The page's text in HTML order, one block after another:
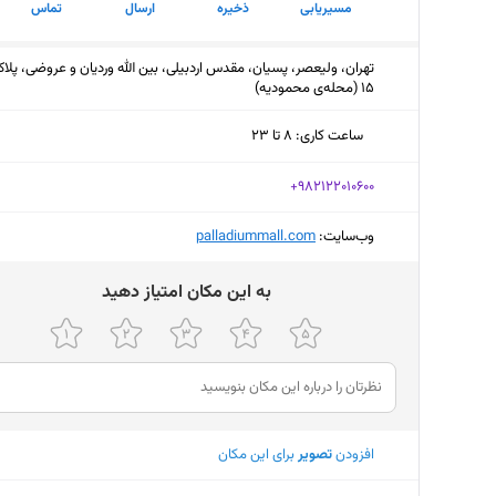
مسیریابی ذخیره ارسال تماس
تهران، ولیعصر، پسیان، مقدس اردبیلی، بین الله وردیان و عروضی،
15 (محله‌ی محمودیه)
ساعت کاری: ۸ تا ۲۳
سه‌شنبه (امروز)
شنبه
۸ تا ۲۳
یکشنبه
۸ تا ۲۳
دوشنبه
‎+982122010600
وب‌سایت: ‎palladiummall.com
ﺑﻪ اﯾﻦ ﻣﮑﺎن اﻣﺘﯿﺎز دﻫﯿﺪ
افزودنتصویربرای این مکان